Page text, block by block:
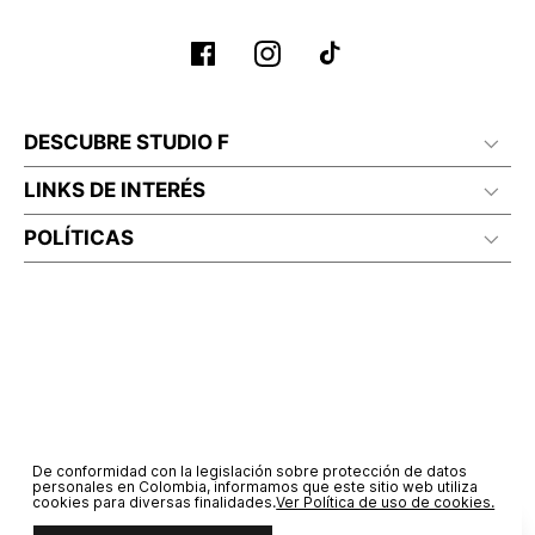
DESCUBRE STUDIO F
LINKS DE INTERÉS
POLÍTICAS
De conformidad con la legislación sobre protección de datos
personales en Colombia, informamos que este sitio web utiliza
cookies para diversas finalidades.Ver Política de uso de cookies.